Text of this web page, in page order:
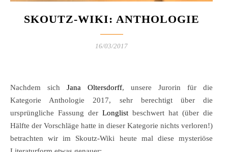
SKOUTZ-WIKI: ANTHOLOGIE
16/03/2017
Nachdem sich Jana Oltersdorff, unsere Jurorin für die
Kategorie Anthologie 2017, sehr berechtigt über die
ursprüngliche Fassung der Longlist beschwert hat (über die
Hälfte der Vorschläge hatte in dieser Kategorie nichts verloren!)
betrachten wir im Skoutz-Wiki heute mal diese mysteriöse